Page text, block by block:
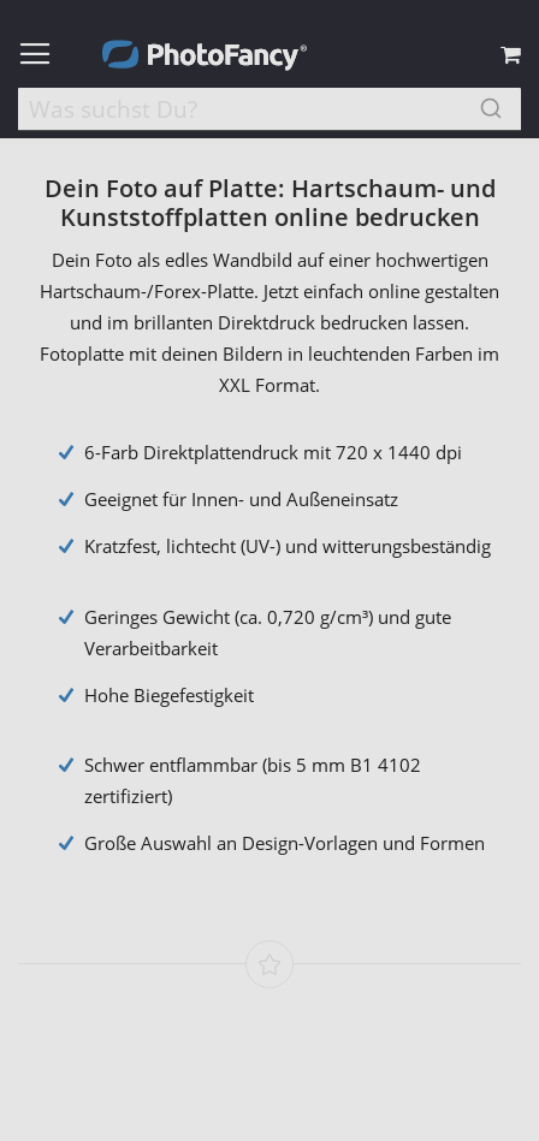
Dein Foto auf Platte: Hartschaum- und
Kunststoffplatten online bedrucken
Dein Foto als edles Wandbild auf einer hochwertigen
Hartschaum-/Forex-Platte. Jetzt einfach online gestalten
und im brillanten Direktdruck bedrucken lassen.
Fotoplatte mit deinen Bildern in leuchtenden Farben im
XXL Format.
6-Farb Direktplattendruck mit 720 x 1440 dpi
Geeignet für Innen- und Außeneinsatz
Kratzfest, lichtecht (UV-) und witterungsbeständig
Geringes Gewicht (ca. 0,720 g/cm³) und gute
Verarbeitbarkeit
Hohe Biegefestigkeit
Schwer entflammbar (bis 5 mm B1 4102
zertifiziert)
Große Auswahl an Design-Vorlagen und Formen